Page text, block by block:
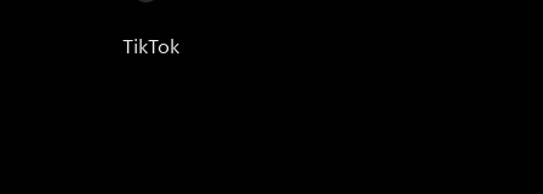
TikTok